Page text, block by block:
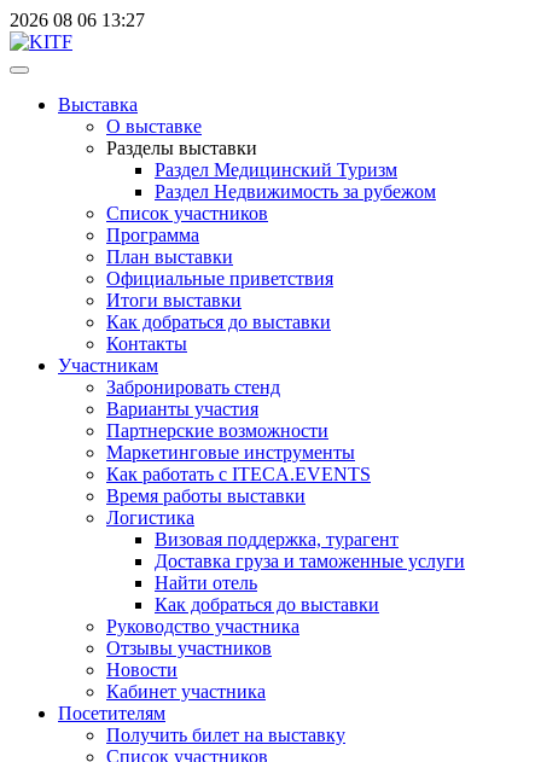
2026 08 06 13:27
Выставка
О выставке
Разделы выставки
Раздел Медицинский Туризм
Раздел Недвижимость за рубежом
Список участников
Программа
План выставки
Официальные приветствия
Итоги выставки
Как добраться до выставки
Контакты
Участникам
Забронировать стенд
Варианты участия
Партнерские возможности
Маркетинговые инструменты
Как работать с ITECA.EVENTS
Время работы выставки
Логистика
Визовая поддержка, турагент
Доставка груза и таможенные услуги
Найти отель
Как добраться до выставки
Руководство участника
Отзывы участников
Новости
Кабинет участника
Посетителям
Получить билет на выставку
Список участников